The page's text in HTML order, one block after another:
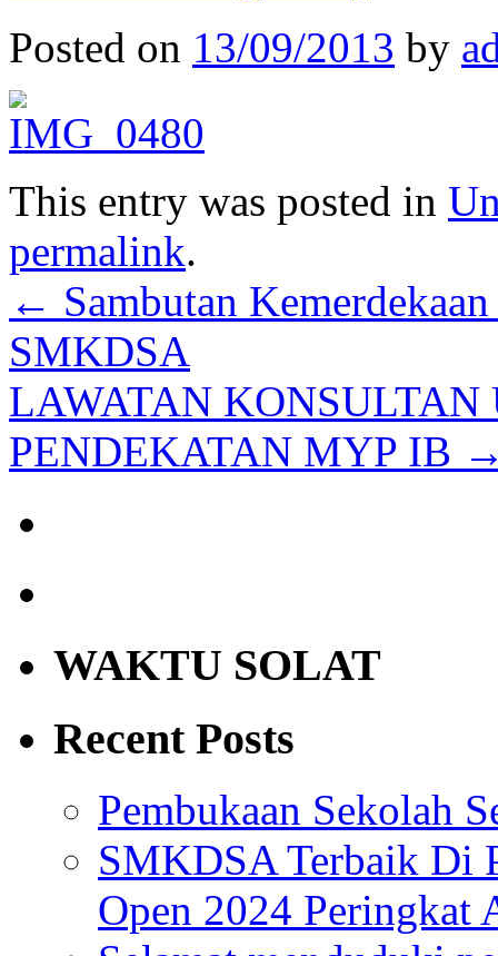
Posted on 13/09/2013 by
This entry was posted in
permalink.
← Sambutan
SMKDSA
LAWATAN
PENDEKATAN MYP IB
WAKTU SOLAT
Recent Posts
Pembukaan Sekolah
SMKDSA Terbaik Di
Open 2024 Peringkat